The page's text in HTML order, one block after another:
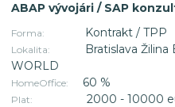
ABAP vývojári / SAP
Forma: Kontrakt / TPP
Lokalita:
Bratislava
WORLD
HomeOffice: 60 %
Plat: 2000 - 10000